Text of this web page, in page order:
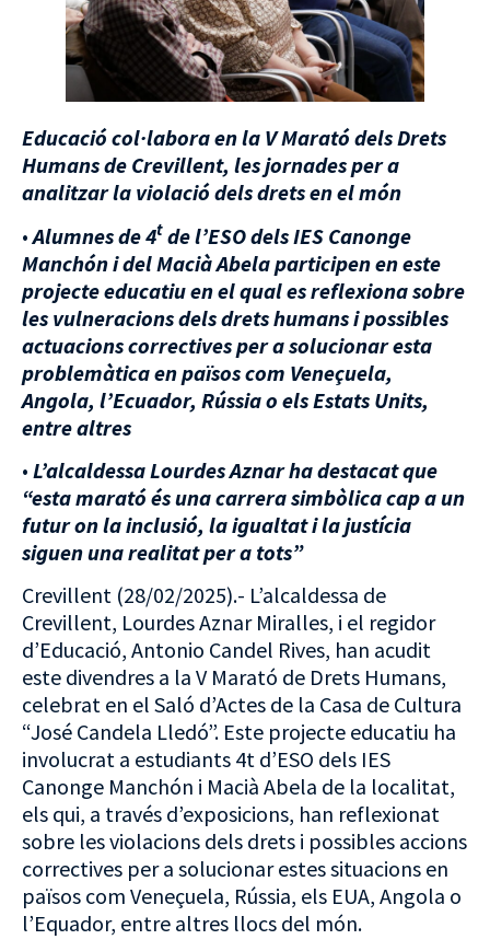
Educació col·labora en la V Marató dels Drets
Humans de Crevillent, les jornades per a
analitzar la violació dels drets en el món
•Alumnes de 4t de l’ESO dels IES Canonge
Manchón i del Macià Abela participen en este
projecte educatiu en el qual es reflexiona sobre
les vulneracions dels drets humans i possibles
actuacions correctives per a solucionar esta
problemàtica en països com Veneçuela,
Angola, l’Ecuador, Rússia o els Estats Units,
entre altres
• L’alcaldessa Lourdes Aznar ha destacat que
“esta marató és una carrera simbòlica cap a un
futur on la inclusió, la igualtat i la justícia
siguen una realitat per a tots”
Crevillent (28/02/2025).- L’alcaldessa de
Crevillent, Lourdes Aznar Miralles, i el regidor
d’Educació, Antonio Candel Rives, han acudit
este divendres a la V Marató de Drets Humans,
celebrat en el Saló d’Actes de la Casa de Cultura
“José Candela Lledó”. Este projecte educatiu ha
involucrat a estudiants 4t d’ESO dels IES
Canonge Manchón i Macià Abela de la localitat,
els qui, a través d’exposicions, han reflexionat
sobre les violacions dels drets i possibles accions
correctives per a solucionar estes situacions en
països com Veneçuela, Rússia, els EUA, Angola o
l’Equador, entre altres llocs del món.